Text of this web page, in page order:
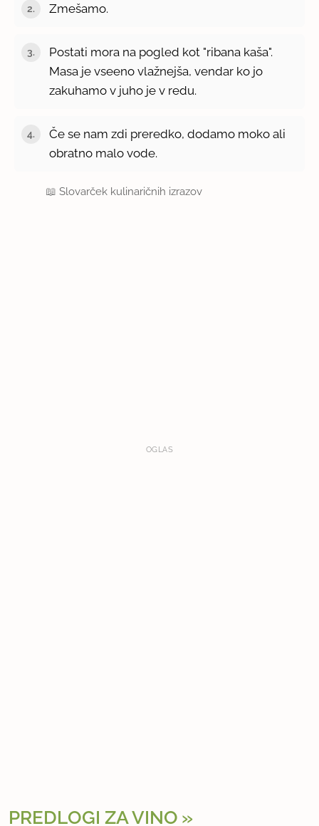
Zmešamo.
Postati mora na pogled kot "ribana kaša".
Masa je vseeno vlažnejša, vendar ko jo
zakuhamo v juho je v redu.
Če se nam zdi preredko, dodamo moko ali
obratno malo vode.
📖Slovarček kulinaričnih izrazov
OGLAS
PREDLOGI ZA VINO